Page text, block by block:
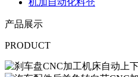
产品展示
PRODUCT